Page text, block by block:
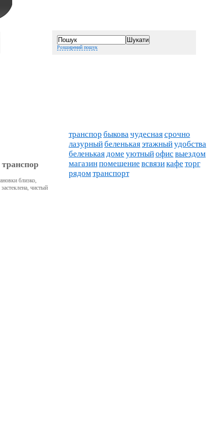
Розширений пошук
близко,
чистый
транспор быковачудеснаясрочно
лазурныйбеленькаяэтажныйудобства
беленькаядоме уютныйофис выездом
магазинпомещение всвязикафе торг
рядомтранспорт